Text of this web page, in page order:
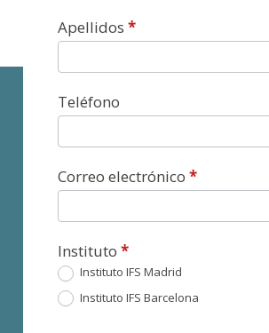
Apellidos*
Teléfono
Correo electrónico*
Instituto*
Instituto IFS Madrid
Instituto IFS Barcelona